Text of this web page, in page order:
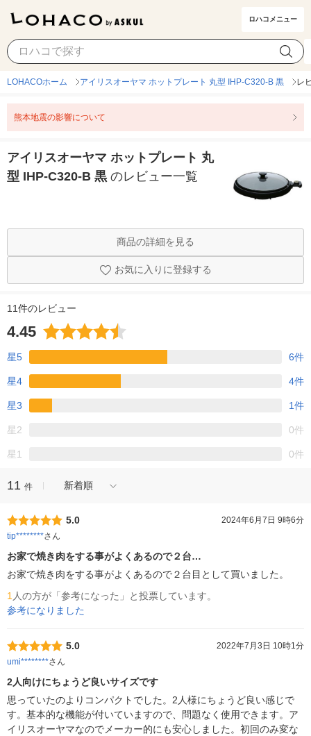
ロハコメニュー
LOHACOホーム アイリスオーヤマ ホットプレート 丸型 IHP-C320-B 黒 レ
熊本地震の影響について
アイリスオーヤマ ホットプレート 丸
型 IHP-C320-B 黒 のレビュー一覧
商品の詳細を見る
お気に入りに登録する
11件のレビュー
4.45
星5 6件
星4 4件
星3 1件
星2 0件
星1 0件
11 件 新着順
5.0
2024年6月7日 9時6分
tip********さん
お家で焼き肉をする事がよくあるので２台…
お家で焼き肉をする事がよくあるので２台目として買いました。
1 人の方が「参考になった」と投票しています。
参考になりました
5.0
2022年7月3日 10時1分
umi********さん
2人向けにちょうど良いサイズです
思っていたのよりコンパクトでした。2人様にちょうど良い感じで
す。基本的な機能が付いていますので、問題なく使用できます。ア
イリスオーヤマなのでメーカー的にも安心しました。初回のみ変な